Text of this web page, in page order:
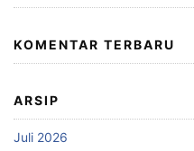
KOMENTAR TERBARU
ARSIP
Juli 2026